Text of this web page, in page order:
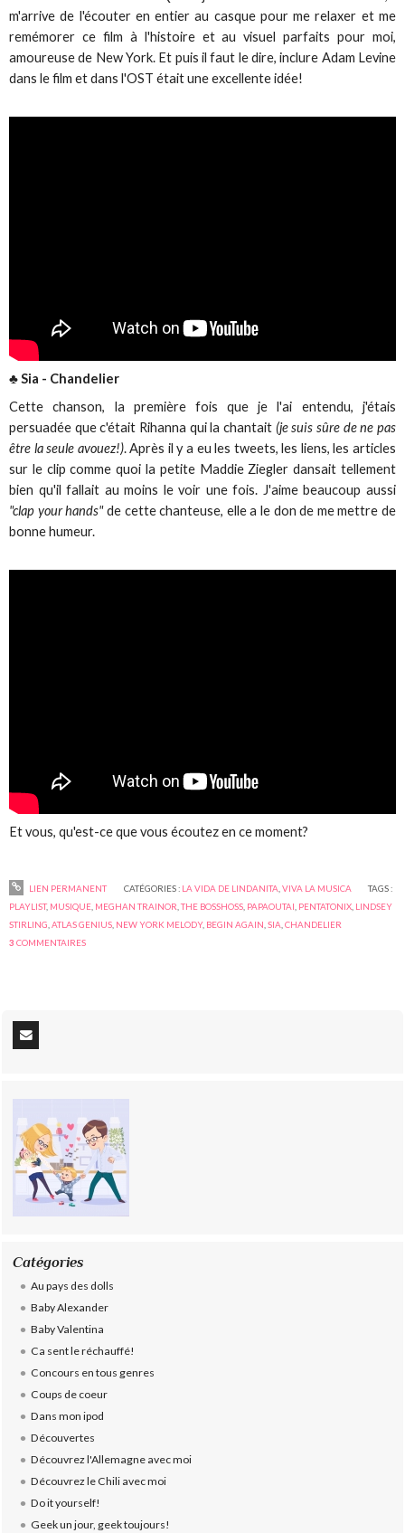
m'arrive de l'écouter en entier au casque pour me relaxer et me
remémorer ce film à l'histoire et au visuel parfaits pour moi,
amoureuse de New York. Et puis il faut le dire, inclure Adam Levine
dans le film et dans l'OST était une excellente idée!
♣ Sia - Chandelier
Cette chanson, la première fois que je l'ai entendu, j'étais
persuadée que c'était Rihanna qui la chantait (je suis sûre de ne pas
être la seule avouez!). Après il y a eu les tweets, les liens, les articles
sur le clip comme quoi la petite Maddie Ziegler dansait tellement
bien qu'il fallait au moins le voir une fois. J'aime beaucoup aussi
"clap your hands"de cette chanteuse, elle a le don de me mettre de
bonne humeur.
Et vous, qu'est-ce que vous écoutez en ce moment?
LIEN PERMANENT CATÉGORIES : LA VIDA DE LINDANITA VIVA LA MUSICA
TAGS :
PLAYLIST, MUSIQUE MEGHAN TRAINOR ,THE BOSSHOSS PAPAOUTAI PENTATONIX LINDSEY
STIRLING ,ATLAS GENIUS NEW YORK MELODY, BEGIN AGAIN ,SIA ,CHANDELIER
3 COMMENTAIRES
Catégories
Au pays des dolls
Baby Alexander
Baby Valentina
Ca sent le réchauffé!
Concours en tous genres
Coups de coeur
Dans mon ipod
Découvertes
Découvrez l'Allemagne avec moi
Découvrez le Chili avec moi
Do it yourself!
Geek un jour, geek toujours!